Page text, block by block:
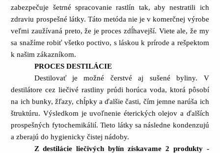
zabezpečuje šetrné spracovanie rastlín tak, aby nestratili ich
zdraviu prospešné látky. Táto metóda nie je v komerčnej výrobe
veľmi zaužívaná preto, že je proces zdĺhavejší. Viete ale, že my
sa snažíme robiť všetko poctivo, s láskou k prírode a rešpektom
k našim zákazníkom.
PROCES DESTILÁCIE
Destilovať je možné čerstvé aj sušené byliny. V
destilátore cez liečivé rastliny prúdi horúca voda, ktorá pôsobí
na ich bunky, žľazy, chĺpky a ďalšie časti, čím jemne narúša ich
štruktúru. Výsledkom je uvoľnenie éterických olejov a ďalších
prospešných fytochemikálií. Tieto látky sa následne kondenzujú
a zberajú do hygienicky čistej nádoby.
Z destilácie liečivých bylín získavame 2 produkty -